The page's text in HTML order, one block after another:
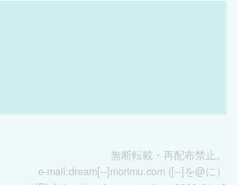
無断転載・再配布禁止。
e-mail:dream[--]morimu.com ([--]を@に）